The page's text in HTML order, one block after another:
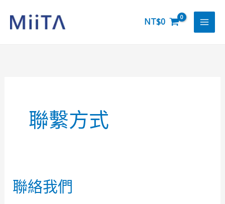
NT$0
聯繫方式
聯絡我們
聯
絡